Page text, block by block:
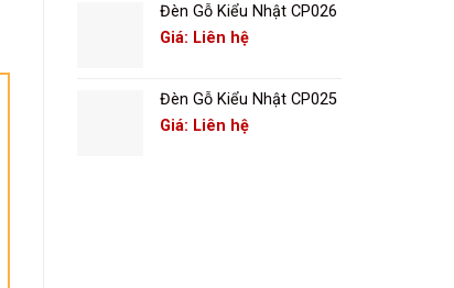
Đèn Gỗ Kiểu Nhật CP026
Giá: Liên hệ
Đèn Gỗ Kiểu Nhật CP025
Giá: Liên hệ